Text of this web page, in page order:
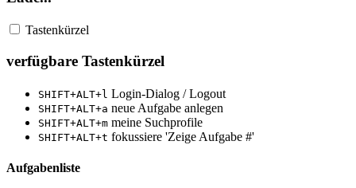
Tastenkürzel
verfügbare Tastenkürzel
SHIFT+ALT+l Login-Dialog / Logout
SHIFT+ALT+a neue Aufgabe anlegen
SHIFT+ALT+m meine Suchprofile
SHIFT+ALT+t fokussiere 'Zeige Aufgabe #'
Aufgabenliste